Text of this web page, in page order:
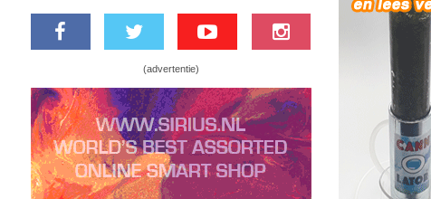
(advertentie)